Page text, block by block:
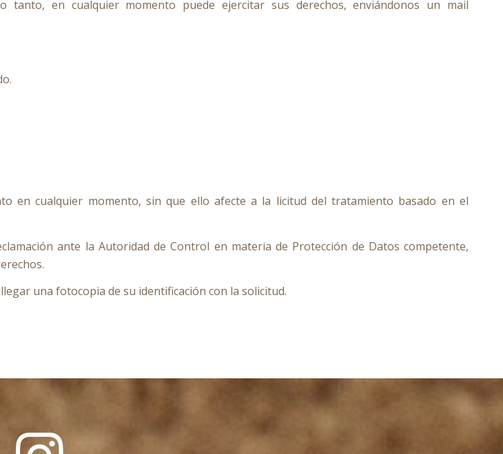
en cualquier momento puede ejercitar sus derechos, enviándonos un mail
en cualquier momento, sin que ello afecte a la licitud del tratamiento basado en el
ante la Autoridad de Control en materia de Protección de Datos competente,
una fotocopia de su identificación con la solicitud.